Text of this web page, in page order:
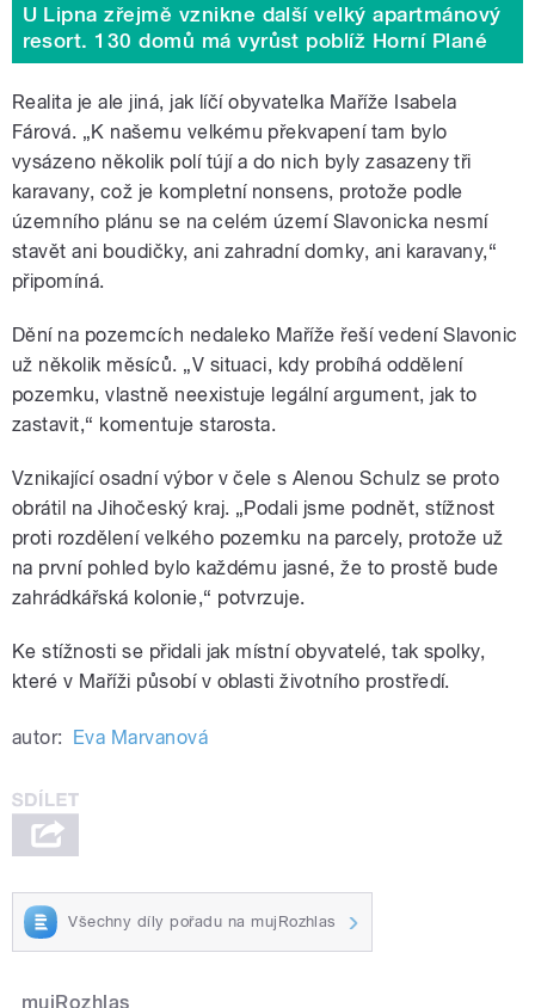
U Lipna zřejmě vznikne další velký apartmánový
resort. 130 domů má vyrůst poblíž Horní Plané
Realita je ale jiná, jak líčí obyvatelka Maříže Isabela
Fárová. „K našemu velkému překvapení tam bylo
vysázeno několik polí tújí a do nich byly zasazeny tři
karavany, což je kompletní nonsens, protože podle
územního plánu se na celém území Slavonicka nesmí
stavět ani boudičky, ani zahradní domky, ani karavany,“
připomíná.
Dění na pozemcích nedaleko Maříže řeší vedení Slavonic
už několik měsíců. „V situaci, kdy probíhá oddělení
pozemku, vlastně neexistuje legální argument, jak to
zastavit,“ komentuje starosta.
Vznikající osadní výbor v čele s Alenou Schulz se proto
obrátil na Jihočeský kraj. „Podali jsme podnět, stížnost
proti rozdělení velkého pozemku na parcely, protože už
na první pohled bylo každému jasné, že to prostě bude
zahrádkářská kolonie,“ potvrzuje.
Ke stížnosti se přidali jak místní obyvatelé, tak spolky,
které v Maříži působí v oblasti životního prostředí.
autor: Eva Marvanová
Všechny díly pořadu na mujRozhlas
mujRozhlas